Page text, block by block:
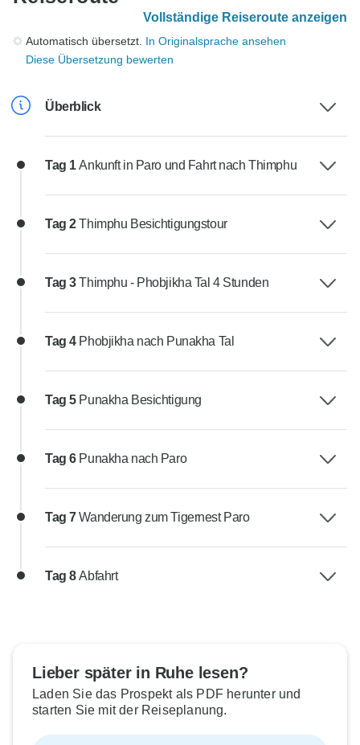
Vollständige Reiseroute anzeigen
Automatisch übersetzt. In Originalsprache ansehen
Diese Übersetzung bewerten
Überblick
Tag 1Ankunft in Paro und Fahrt nach Thimphu
Tag 2Thimphu Besichtigungstour
Tag 3Thimphu - Phobjikha Tal 4 Stunden
Tag 4 Phobjikha nach Punakha Tal
Tag 5 Punakha Besichtigung
Tag 6 Punakha nach Paro
Tag 7Wanderung zum Tigernest Paro
Tag 8Abfahrt
Lieber später in Ruhe lesen?
Laden Sie das Prospekt als PDF herunter und
starten Sie mit der Reiseplanung.